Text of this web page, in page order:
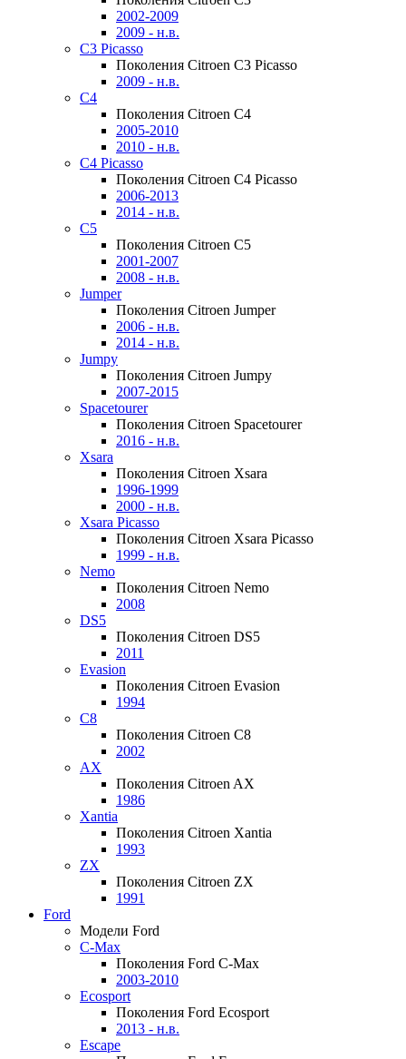
2002-2009
2009 - н.в.
C3 Picasso
Поколения Citroen C3 Picasso
2009 - н.в.
C4
Поколения Citroen C4
2005-2010
2010 - н.в.
C4 Picasso
Поколения Citroen C4 Picasso
2006-2013
2014 - н.в.
C5
Поколения Citroen C5
2001-2007
2008 - н.в.
Jumper
Поколения Citroen Jumper
2006 - н.в.
2014 - н.в.
Jumpy
Поколения Citroen Jumpy
2007-2015
Spacetourer
Поколения Citroen Spacetourer
2016 - н.в.
Xsara
Поколения Citroen Xsara
1996-1999
2000 - н.в.
Xsara Picasso
Поколения Citroen Xsara Picasso
1999 - н.в.
Nemo
Поколения Citroen Nemo
2008
DS5
Поколения Citroen DS5
2011
Evasion
Поколения Citroen Evasion
1994
C8
Поколения Citroen C8
2002
AX
Поколения Citroen AX
1986
Xantia
Поколения Citroen Xantia
1993
ZX
Поколения Citroen ZX
1991
Ford
Модели Ford
C-Max
Поколения Ford C-Max
2003-2010
Ecosport
Поколения Ford Ecosport
2013 - н.в.
Escape